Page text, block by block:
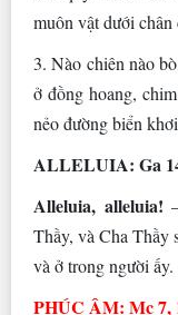
muôn vật dưới chân
3. Nào chiên nào
ở đồng hoang,
nẻo đường biển
ALLELUIA: Ga
Alleluia, alleluia!
Thầy, và Cha Thầy
và ở trong người ấy.
PHÚC ÂM: Mc 7,